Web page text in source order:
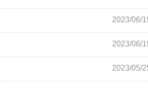
2023/06/
2023/06/
2023/05/